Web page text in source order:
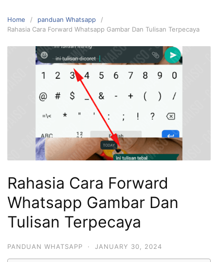
Home
panduan Whatsapp
Rahasia Cara Forward Whatsapp Gambar Dan Tulisan Terpecaya
Rahasia Cara Forward
Whatsapp Gambar Dan
Tulisan Terpecaya
PANDUAN WHATSAPP · JANUARY 30, 2024